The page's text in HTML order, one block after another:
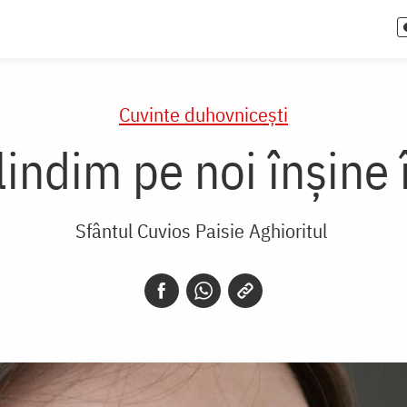
Cuvinte duhovnicești
pe noi
Sfântul Cuvios Paisie Aghioritul